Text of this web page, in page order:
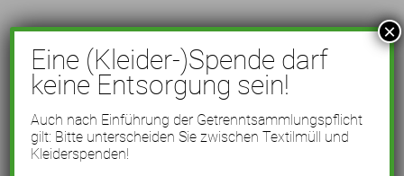
Eine (Kleider-)Spende darf
keine Entsorgung sein!
Auch nach Einführung der Getrenntsammlungspflicht
gilt: Bitte unterscheiden Sie zwischen Textilmüll und
Kleiderspenden!
×